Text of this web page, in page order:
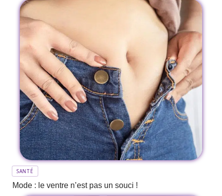
SANTÉ
Mode : le ventre n’est pas un souci !